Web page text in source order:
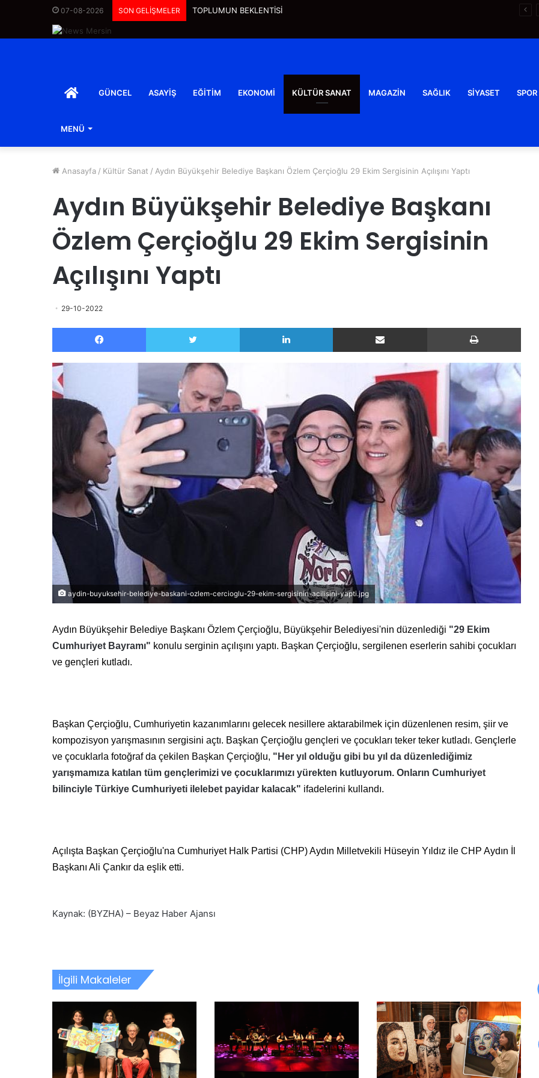
07-08-2026 SON GELİŞMELER TOPLUMUN BEKLENTİSİ
ANASAYFA
GÜNCEL ASAYIŞ EĞITIM EKONOMI KÜLTÜR SANAT MAGAZIN SAĞLIK SIYASET SPOR
MENÜ
Anasayfa / Kültür Sanat / Aydın Büyükşehir Belediye Başkanı Özlem Çerçioğlu 29 Ekim Sergisinin Açılışını Yaptı
Aydın Büyükşehir Belediye Başkanı
Özlem Çerçioğlu 29 Ekim Sergisinin
Açılışını Yaptı
29-10-2022
Facebook Twitter LinkedIn E-Posta ile paylaş Yazdır
aydin-buyuksehir-belediye-baskani-ozlem-cercioglu-29-ekim-sergisinin-acilisini-yapti.jpg
Aydın Büyükşehir Belediye Başkanı Özlem Çerçioğlu, Büyükşehir Belediyesi'nin düzenlediği "29 Ekim
Cumhuriyet Bayramı" konulu serginin açılışını yaptı. Başkan Çerçioğlu, sergilenen eserlerin sahibi çocukları
ve gençleri kutladı.
Başkan Çerçioğlu, Cumhuriyetin kazanımlarını gelecek nesillere aktarabilmek için düzenlenen resim, şiir ve
kompozisyon yarışmasının sergisini açtı. Başkan Çerçioğlu gençleri ve çocukları teker teker kutladı. Gençlerle
ve çocuklarla fotoğraf da çekilen Başkan Çerçioğlu, "Her yıl olduğu gibi bu yıl da düzenlediğimiz
yarışmamıza katılan tüm gençlerimizi ve çocuklarımızı yürekten kutluyorum. Onların Cumhuriyet
bilinciyle Türkiye Cumhuriyeti ilelebet payidar kalacak" ifadelerini kullandı.
Açılışta Başkan Çerçioğlu'na Cumhuriyet Halk Partisi (CHP) Aydın Milletvekili Hüseyin Yıldız ile CHP Aydın İl
Başkanı Ali Çankır da eşlik etti.
Kaynak: (BYZHA) – Beyaz Haber Ajansı
İlgili Makaleler